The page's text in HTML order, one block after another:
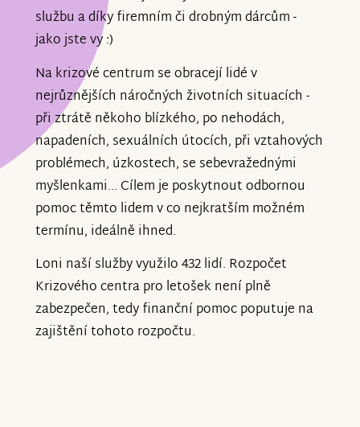
službu a díky firemním či drobným dárcům -
jako jste vy :)
Na krizové centrum se obracejí lidé v
nejrůznějších náročných životních situacích -
při ztrátě někoho blízkého, po nehodách,
napadeních, sexuálních útocích, při vztahových
problémech, úzkostech, se sebevražednými
myšlenkami... Cílem je poskytnout odbornou
pomoc těmto lidem v co nejkratším možném
termínu, ideálně ihned.
Loni naší služby využilo 432 lidí. Rozpočet
Krizového centra pro letošek není plně
zabezpečen, tedy finanční pomoc poputuje na
zajištění tohoto rozpočtu.